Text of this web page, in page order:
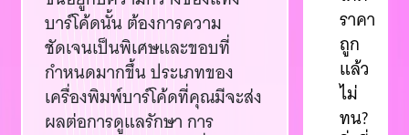
บาร์โค้ดนั้น ต้องการความ
ชัดเจนเป็นพิเศษและขอบที่
กำหนดมากขึ้น ประเภทของ
เครื่องพิมพ์บาร์โค้ดที่คุณมีจะส่ง
ผลต่อการดูแลรักษา การ
ราคา
ถูก
แล้ว
ไม่
ทน?